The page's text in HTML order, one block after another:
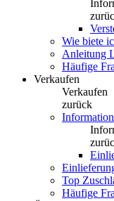
Wie biete
Anleitung
Häufige
Verkaufen
Verkaufen
zurück
Top
Häufige